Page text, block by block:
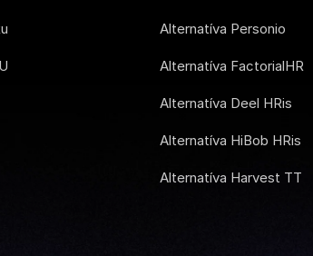
Alternatíva Personio
Alternatíva FactorialHR
Alternatíva Deel HRis
Alternatíva HiBob HRis
Alternatíva Harvest TT